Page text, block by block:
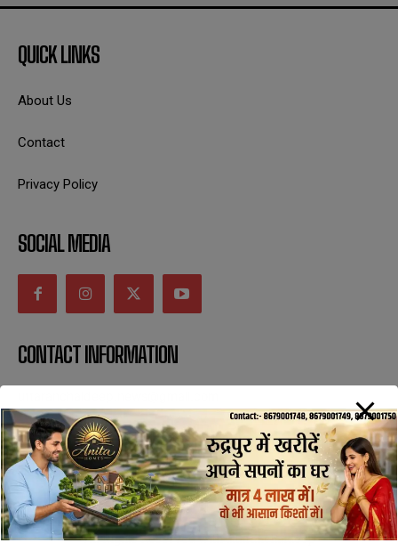
QUICK LINKS
About Us
Contact
Privacy Policy
SOCIAL MEDIA
CONTACT INFORMATION
SUBSCRIBE NOW
All Rights Reserved with uttaranchaldeep